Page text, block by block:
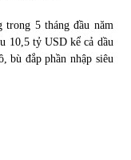
trong 5 tháng đầu năm
10,5 tỷ USD kể cả dầu
bù đắp phần nhập siêu